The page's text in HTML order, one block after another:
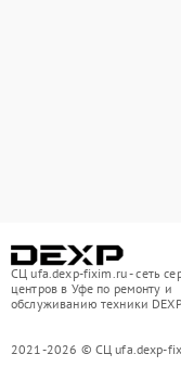
СЦ ufa.dexp-fixim.ru - сеть
центров в Уфе по ремонту и
обслуживанию техники
2021-2026 © СЦ ufa.dexp-